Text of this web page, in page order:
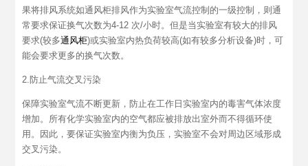
果将排风系统如通风柜排风作为实验室气流控制的一级控制，则通
常要求保证换气次数为4-12 次/小时。但是当实验室有较大的排风
要求(较多通风柜)或实验室内热负荷较高(如有较多分析设备)时，可
能会要求更多的换气次数。
2.防止气流交叉污染
保障实验室气流不断更新，防止在工作日实验室内的毒害气体浓度
增加。所有化学实验室内的空气都应被排放出室外而不得循环使
用。因此，要保证实验室内衡为负压，实验室不会对周边区域形成
交叉污染。